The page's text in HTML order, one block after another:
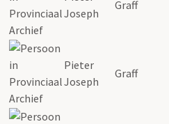
Joseph
Graff
Pieter
Joseph
Graff